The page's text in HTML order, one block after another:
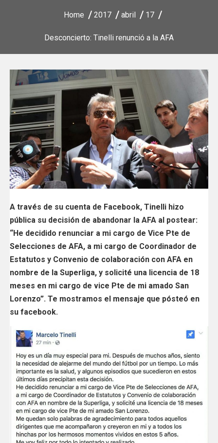
Home 2017 abril 17
Desconcierto: Tinelli renunció a la AFA
A través de su cuenta de Facebook, Tinelli hizo
pública su decisión de abandonar la AFA al postear:
“He decidido renunciar a mi cargo de Vice Pte de
Selecciones de AFA, a mi cargo de Coordinador de
Estatutos y Convenio de colaboración con AFA en
nombre de la Superliga, y solicité una licencia de 18
meses en mi cargo de vice Pte de mi amado San
Lorenzo”. Te mostramos el mensaje que pósteó en
su facebook.